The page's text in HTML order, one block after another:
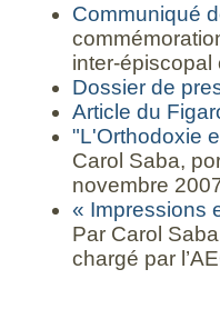
Communiqué
inter-épiscopal
Dossier de
Article du
"L'Orthodoxie
Carol Saba,
novembre
« Impressions
Par Carol
chargé par